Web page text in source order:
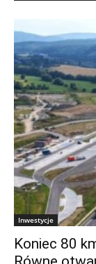
Inwestycje
Koniec 80